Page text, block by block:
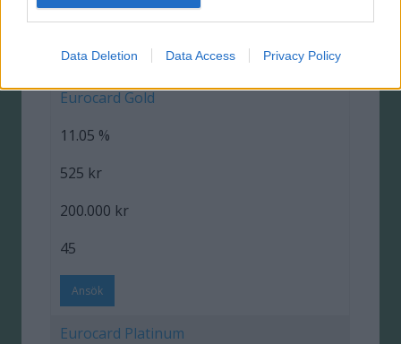
Data Deletion Data Access Privacy Policy
50
Ansök
Eurocard Gold
11.05 %
525 kr
200.000 kr
45
Ansök
Eurocard Platinum